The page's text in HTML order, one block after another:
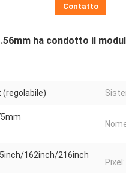
Contatto
ha condotto il
(regolabile)
162inch/216inch
Pixel: